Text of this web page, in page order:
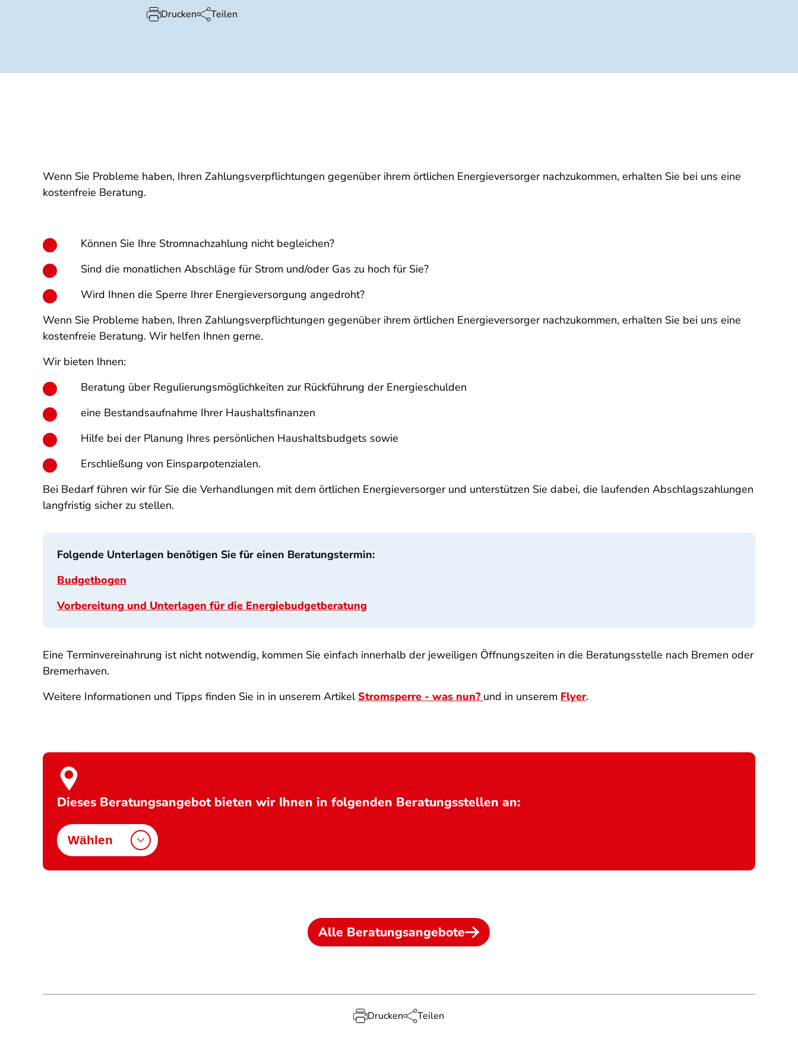
Drucken Teilen
Wenn Sie Probleme haben, Ihren Zahlungsverpflichtungen gegenüber ihrem örtlichen Energieversorger nachzukommen, erhalten Sie bei uns eine
kostenfreie Beratung.
Können Sie Ihre Stromnachzahlung nicht begleichen?
Sind die monatlichen Abschläge für Strom und/oder Gas zu hoch für Sie?
Wird Ihnen die Sperre Ihrer Energieversorgung angedroht?
Wenn Sie Probleme haben, Ihren Zahlungsverpflichtungen gegenüber ihrem örtlichen Energieversorger nachzukommen, erhalten Sie bei uns eine
kostenfreie Beratung. Wir helfen Ihnen gerne.
Wir bieten Ihnen:
Beratung über Regulierungsmöglichkeiten zur Rückführung der Energieschulden
eine Bestandsaufnahme Ihrer Haushaltsfinanzen
Hilfe bei der Planung Ihres persönlichen Haushaltsbudgets sowie
Erschließung von Einsparpotenzialen.
Bei Bedarf führen wir für Sie die Verhandlungen mit dem örtlichen Energieversorger und unterstützen Sie dabei, die laufenden Abschlagszahlungen
langfristig sicher zu stellen.
Folgende Unterlagen benötigen Sie für einen Beratungstermin:
Budgetbogen
Vorbereitung und Unterlagen für die Energiebudgetberatung
Eine Terminvereinahrung ist nicht notwendig, kommen Sie einfach innerhalb der jeweiligen Öffnungszeiten in die Beratungsstelle nach Bremen oder
Bremerhaven.
Weitere Informationen und Tipps finden Sie in in unserem Artikel Stromsperre - was nun? und in unserem Flyer.
Dieses Beratungsangebot bieten wir Ihnen in folgenden Beratungsstellen an:
Wählen
Alle Beratungsangebote
Drucken Teilen